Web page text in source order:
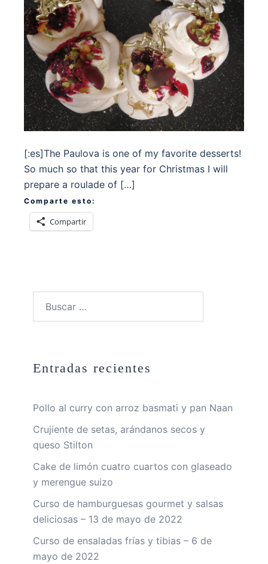
[:es]The Paulova is one of my favorite desserts!
So much so that this year for Christmas I will
prepare a roulade of […]
Comparte esto:
Compartir
Entradas recientes
Pollo al curry con arroz basmati y pan Naan
Crujiente de setas, arándanos secos y
queso Stilton
Cake de limón cuatro cuartos con glaseado
y merengue suizo
Curso de hamburguesas gourmet y salsas
deliciosas – 13 de mayo de 2022
Curso de ensaladas frías y tibias – 6 de
mayo de 2022